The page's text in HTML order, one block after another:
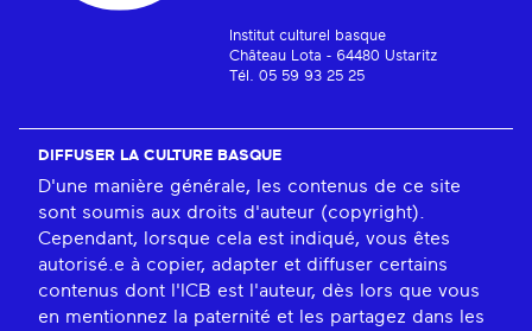
Institut culturel basque
Château Lota - 64480 Ustaritz
Tél. 05 59 93 25 25
DIFFUSER LA CULTURE BASQUE
D'une manière générale, les contenus de ce site
sont soumis aux droits d'auteur (copyright).
Cependant, lorsque cela est indiqué, vous êtes
autorisé.e à copier, adapter et diffuser certains
contenus dont l'ICB est l'auteur, dès lors que vous
en mentionnez la paternité et les partagez dans les